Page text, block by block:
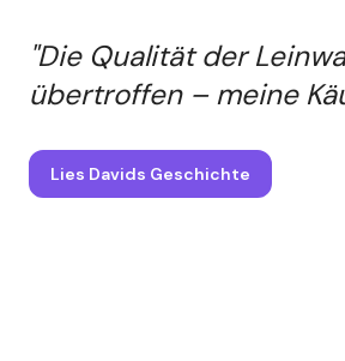
"Die Qualität der
übertroffen – meine
Lies Davids Geschichte